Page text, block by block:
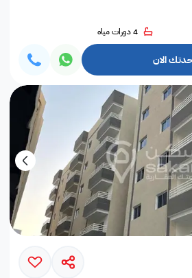
4 دورات مياه
الان